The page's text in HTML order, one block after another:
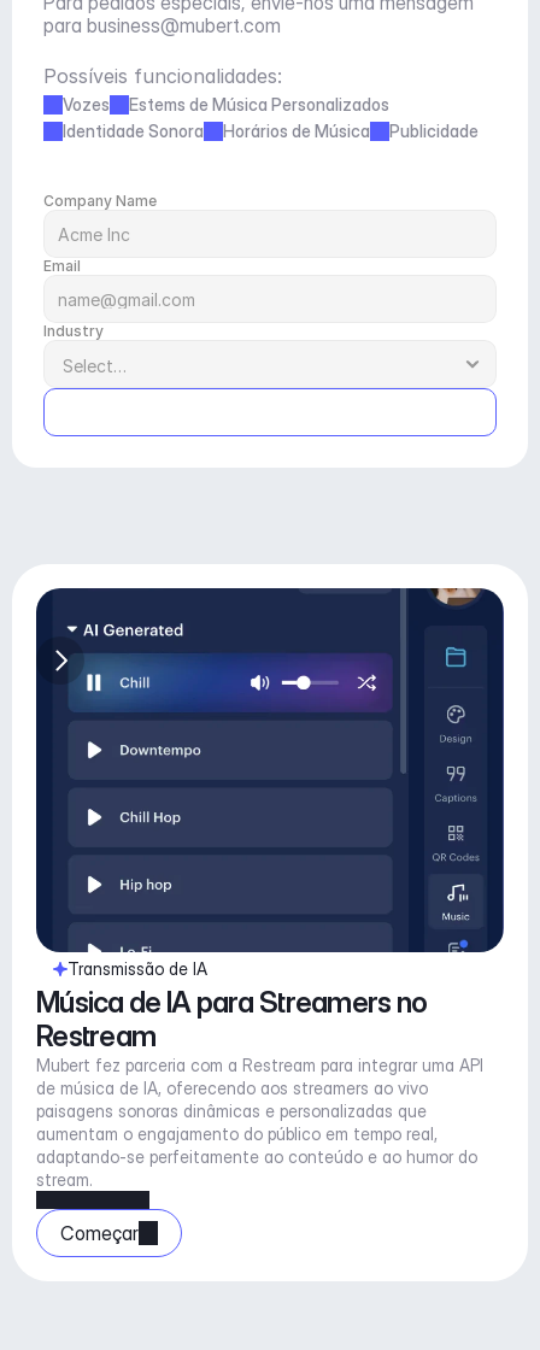
para business@mubert.com
Possíveis funcionalidades:
Vozes
Estems de Música Personalizados
Identidade Sonora
Horários de Música Publicidade
Company Name
Email
Industry
Transmissão de IA
Música de IA para Streamers no
Restream
Mubert fez parceria com a Restream para integrar uma API
de música de IA, oferecendo aos streamers ao vivo
paisagens sonoras dinâmicas e personalizadas que
aumentam o engajamento do público em tempo real,
adaptando-se perfeitamente ao conteúdo e ao humor do
stream.
Começar